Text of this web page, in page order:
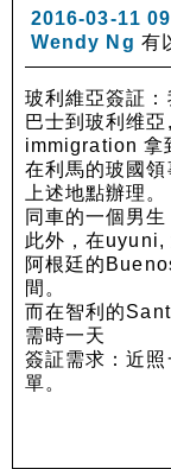
2016-03-11
Wendy Ng 有
玻利維亞簽証
巴士到玻利维
immigration 拿
在利馬的玻國
上述地點辦理。
同車的一個男
此外，在uyuni,
阿根廷的
間。
而在智利的
需時一天
簽証需求：近
單。